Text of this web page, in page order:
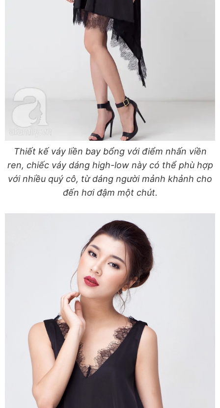
Thiết kế váy liền bay bổng với điểm nhấn viền
ren, chiếc váy dáng high-low này có thể phù hợp
với nhiều quý cô, từ dáng người mảnh khảnh cho
đến hơi đậm một chút.